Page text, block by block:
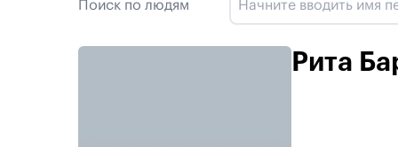
Поиск по людям
Рита